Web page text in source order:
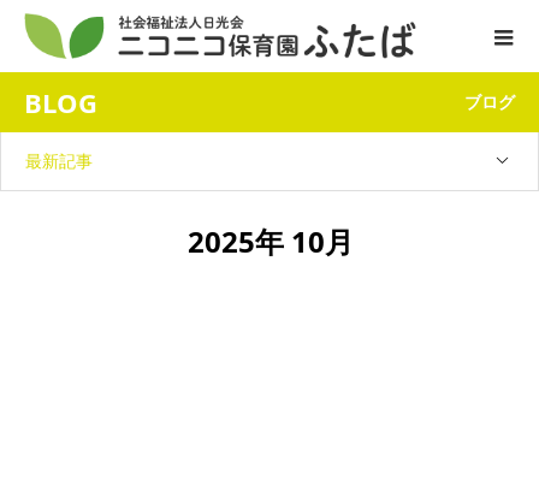
BLOG ブログ
最新記事
2025年 10月